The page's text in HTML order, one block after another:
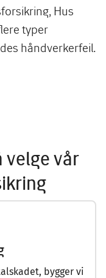
Hus
typer
håndverkerfeil.
velge vår
bygger vi